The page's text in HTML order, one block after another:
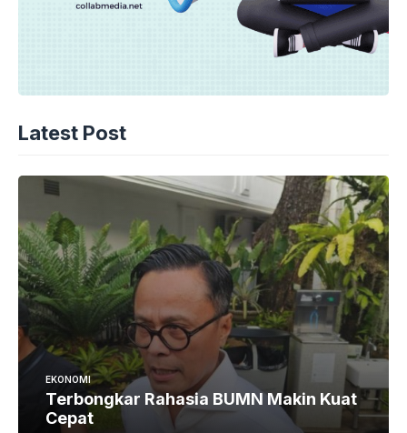
Latest Post
EKONOMI
Terbongkar Rahasia BUMN Makin Kuat
Cepat